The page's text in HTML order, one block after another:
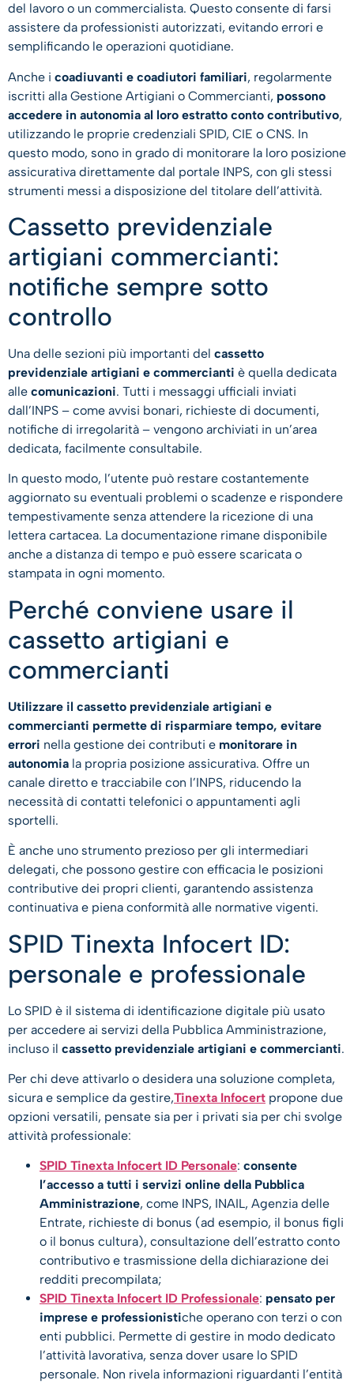
del lavoro o un commercialista. Questo consente di farsi
assistere da professionisti autorizzati, evitando errori e
semplificando le operazioni quotidiane.
Anche i coadiuvanti e coadiutori familiari, regolarmente
iscritti alla Gestione Artigiani o Commercianti, possono
accedere in autonomia al loro estratto conto contributivo,
utilizzando le proprie credenziali SPID, CIE o CNS. In
questo modo, sono in grado di monitorare la loro posizione
assicurativa direttamente dal portale INPS, con gli stessi
strumenti messi a disposizione del titolare dell’attività.
Cassetto previdenziale
artigiani commercianti:
notifiche sempre sotto
controllo
Una delle sezioni più importanti del cassetto
previdenziale artigiani e commercianti è quella dedicata
alle comunicazioni. Tutti i messaggi ufficiali inviati
dall’INPS – come avvisi bonari, richieste di documenti,
notifiche di irregolarità – vengono archiviati in un’area
dedicata, facilmente consultabile.
In questo modo, l’utente può restare costantemente
aggiornato su eventuali problemi o scadenze e rispondere
tempestivamente senza attendere la ricezione di una
lettera cartacea. La documentazione rimane disponibile
anche a distanza di tempo e può essere scaricata o
stampata in ogni momento.
Perché conviene usare il
cassetto artigiani e
commercianti
Utilizzare il cassetto previdenziale artigiani e
commercianti permette di risparmiare tempo, evitare
errori nella gestione dei contributi e monitorare in
autonomia la propria posizione assicurativa. Offre un
canale diretto e tracciabile con l’INPS, riducendo la
necessità di contatti telefonici o appuntamenti agli
sportelli.
È anche uno strumento prezioso per gli intermediari
delegati, che possono gestire con efficacia le posizioni
contributive dei propri clienti, garantendo assistenza
continuativa e piena conformità alle normative vigenti.
SPID Tinexta Infocert ID:
personale e professionale
Lo SPID è il sistema di identificazione digitale più usato
per accedere ai servizi della Pubblica Amministrazione,
incluso il cassetto previdenziale artigiani e commercianti.
Per chi deve attivarlo o desidera una soluzione completa,
sicura e semplice da gestire,Tinexta Infocert propone due
opzioni versatili, pensate sia per i privati sia per chi svolge
attività professionale:
SPID Tinexta Infocert ID Personale: consente
l’accesso a tutti i servizi online della Pubblica
Amministrazione, come INPS, INAIL, Agenzia delle
Entrate, richieste di bonus (ad esempio, il bonus figli
o il bonus cultura), consultazione dell’estratto conto
contributivo e trasmissione della dichiarazione dei
redditi precompilata;
SPID Tinexta Infocert ID Professionale: pensato per
imprese e professionistiche operano con terzi o con
enti pubblici. Permette di gestire in modo dedicato
l’attività lavorativa, senza dover usare lo SPID
personale. Non rivela informazioni riguardanti l’entità